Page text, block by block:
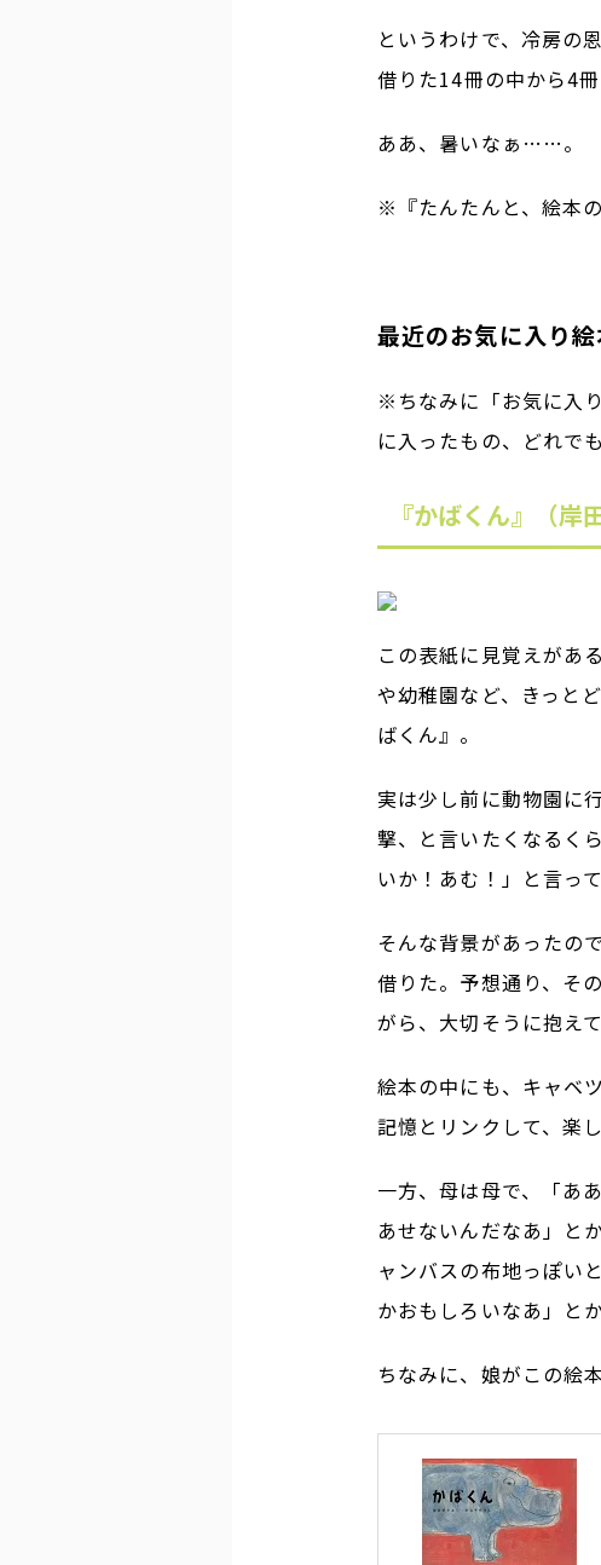
というわけで、冷房の
借りた14冊の中から4
ああ、暑いなぁ……。
※『たんたんと、絵本
最近のお気に入り
※ちなみに「お気に入
に入ったもの、どれで
『かばくん』（岸
この表紙に見覚えがあ
や幼稚園など、きっと
ばくん』。
実は少し前に動物園に
撃、と言いたくなるく
いか！あむ！」と言っ
そんな背景があったの
借りた。予想通り、そ
がら、大切そうに抱え
絵本の中にも、キャベ
記憶とリンクして、楽
一方、母は母で、「あ
あせないんだなあ」と
ャンバスの布地っぽい
かおもしろいなあ」と
ちなみに、娘がこの絵